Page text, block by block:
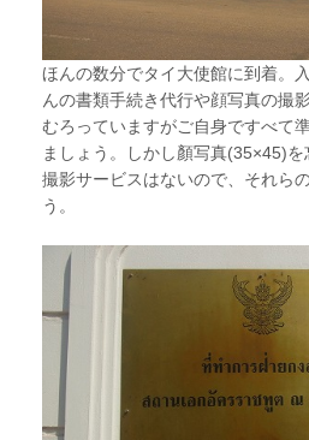
ほんの数分でタイ大使館に到着。
んの書類手続き代行や顔写真の撮
むろっていますがご自身ですべて
ましょう。しかし顏写真(35×45)
撮影サービスはないので、それら
う。